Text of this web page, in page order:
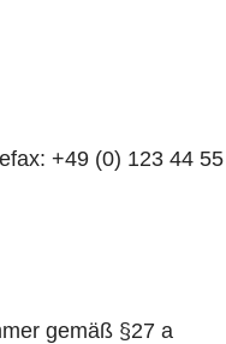
+49 (0) 123 44 55
gemäß §27 a